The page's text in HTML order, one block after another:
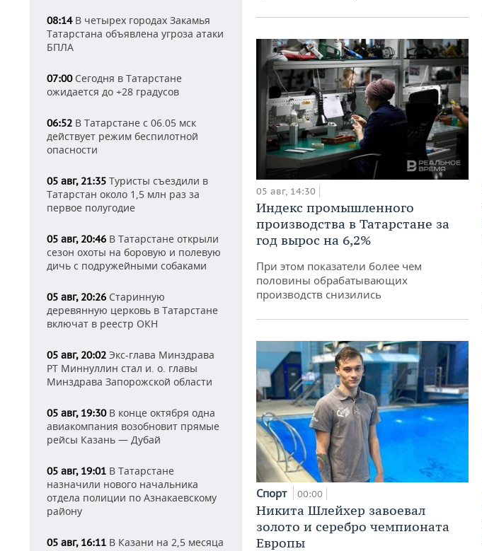
08:14В четырех городах Закамья
Татарстана объявлена угроза атаки
БПЛА
07:00Сегодня в Татарстане
ожидается до +28 градусов
06:52 В Татарстане с 06.05 мск
действует режим беспилотной
опасности
05 авг, 21:35 Туристы съездили в
Татарстан около 1,5 млн раз за
первое полугодие
05 авг, 20:46 В Татарстане открыли
сезон охоты на боровую и полевую
дичь с подружейными собаками
05 авг, 20:26 Старинную
деревянную церковь в Татарстане
включат в реестр ОКН
05 авг, 20:02 Экс-глава Минздрава
РТ Миннуллин стал и. о. главы
Минздрава Запорожской области
05 авг, 19:30В конце октября одна
авиакомпания возобновит прямые
рейсы Казань — Дубай
05 авг, 19:01 В Татарстане
назначили нового начальника
отдела полиции по Азнакаевскому
району
05 авг, 16:11 В Казани на 2,5 месяца
05 авг, 14:30
Индекс промышленного
производства в Татарстане за
год вырос на 6,2%
При этом показатели более чем
половины обрабатывающих
производств снизились
Спорт 00:00
Никита Шлейхер завоевал
золото и серебро чемпионата
Европы